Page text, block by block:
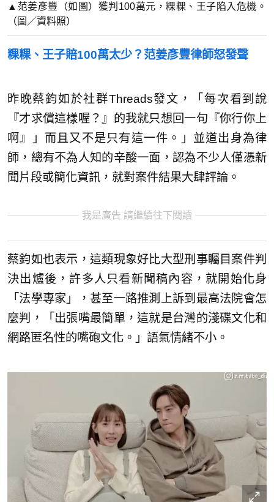
▲范姜彥豐（如圖）獲判100萬元，粿粿、王子陷入危機。
（圖／資料照）
粿粿、王子賠100萬太少？范姜彥豐律師怒發聲
昨晚蔡鈞如於社群Threads發文，「每次看到說
『才求償這樣喔？』的我就只想回一句『你行你上
啊』」而且又不是只有這一件。」並道出身為律
師，總有不為人知的辛酸一面，認為不少人僅憑新
聞片段或簡化資訊，就對案件結果大肆評論。
我是廣告 請繼續往下閱讀
蔡鈞如也表示，這類現象好比大型刑事矚目案件判
決出爐後，許多人只看新聞稿內容，就開始化身
「法學專家」，甚至一路推測上訴到最高法院會怎
麼判，「出張嘴最簡單，這就是台灣的淺碟文化和
網路匿名性的嘴砲文化。」語氣情緒不小。